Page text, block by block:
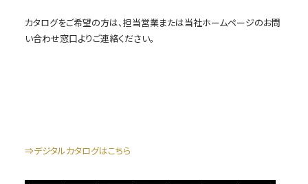
カタログをご希望の方は、担当営業または当社ホームページのお問
い合わせ窓口よりご連絡ください。
⇒デジタルカタログはこちら